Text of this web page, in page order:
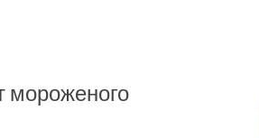
мороженого